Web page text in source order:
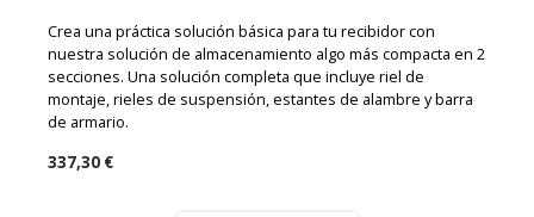
Crea una práctica solución básica para tu recibidor con
nuestra solución de almacenamiento algo más compacta en 2
secciones. Una solución completa que incluye riel de
montaje, rieles de suspensión, estantes de alambre y barra
de armario.
337,30 €